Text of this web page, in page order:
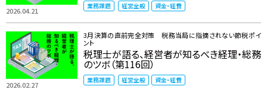
2026.04.21
業務課題 経営全般 資金・経費
2026.02.27
3月決算の直前完全対策 税務当局に指摘されない節税ポイ
ント
税理士が語る、経営者が知るべき経理・総務
のツボ（第116回）
業務課題 経営全般 資金・経費